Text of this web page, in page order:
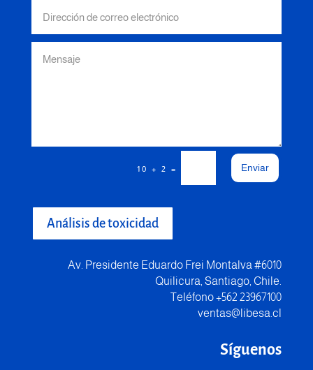
10 + 2 = Enviar
Análisis de toxicidad
Av. Presidente Eduardo Frei Montalva #6010
Quilicura, Santiago, Chile.
Teléfono +562 23967100
ventas@libesa.cl
Síguenos